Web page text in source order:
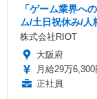
「ゲーム業界へ
ム/土日祝休み/人
株式会社RIOT
大阪府
月給29万
正社員